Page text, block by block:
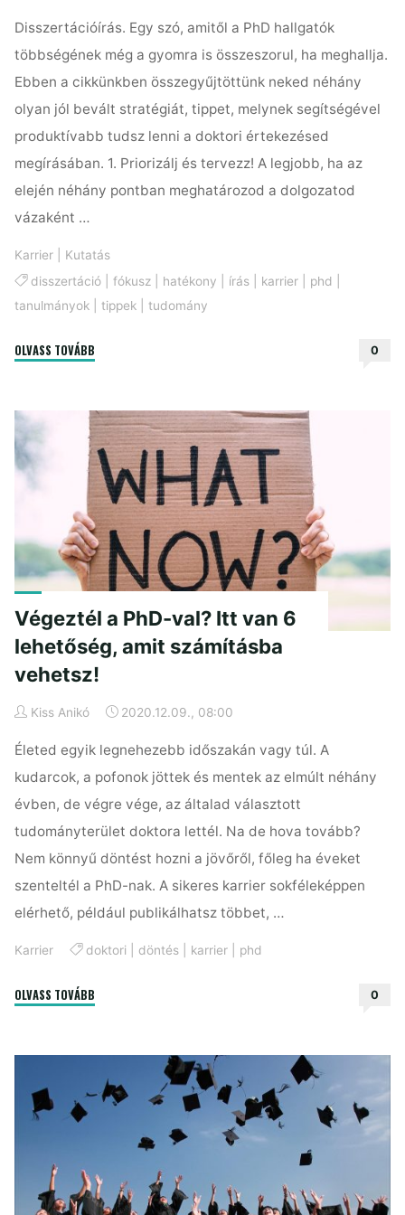
Disszertációírás. Egy szó, amitől a PhD hallgatók
többségének még a gyomra is összeszorul, ha meghallja.
Ebben a cikkünkben összegyűjtöttünk neked néhány
olyan jól bevált stratégiát, tippet, melynek segítségével
produktívabb tudsz lenni a doktori értekezésed
megírásában. 1. Priorizálj és tervezz! A legjobb, ha az
elején néhány pontban meghatározod a dolgozatod
vázaként …
Karrier
Kutatás
disszertáció| fókusz| hatékony írás| karrier| phd
tanulmányok |tippek |tudomány
OLVASS TOVÁBB
hatékonyan!"
0
Végeztél a PhD-val? Itt van 6
lehetőség, amit számításba
vehetsz!
Kiss Anikó 2020.12.09., 08:00
Életed egyik legnehezebb időszakán vagy túl. A
kudarcok, a pofonok jöttek és mentek az elmúlt néhány
évben, de végre vége, az általad választott
tudományterület doktora lettél. Na de hova tovább?
Nem könnyű döntést hozni a jövőről, főleg ha éveket
szenteltél a PhD-nak. A sikeres karrier sokféleképpen
elérhető, például publikálhatsz többet, …
Karrier doktori| döntés| karrier| phd
OLVASS TOVÁBB
Itt
van
amit
számításba
0